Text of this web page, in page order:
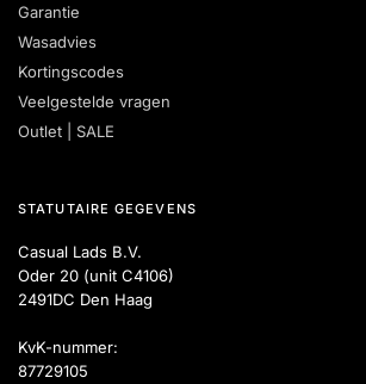
Garantie
Wasadvies
Kortingscodes
Veelgestelde vragen
Outlet | SALE
STATUTAIRE GEGEVENS
Casual Lads B.V.
Oder 20 (unit C4106)
2491DC Den Haag
KvK-nummer:
87729105